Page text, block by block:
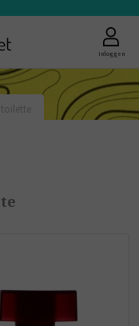
Inloggen